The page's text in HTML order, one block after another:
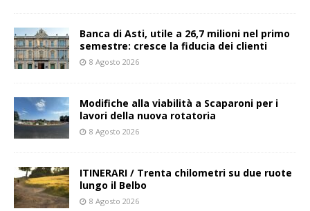
Banca di Asti, utile a 26,7 milioni nel primo
semestre: cresce la fiducia dei clienti
8 Agosto 2026
Modifiche alla viabilità a Scaparoni per i
lavori della nuova rotatoria
8 Agosto 2026
ITINERARI / Trenta chilometri su due ruote
lungo il Belbo
8 Agosto 2026